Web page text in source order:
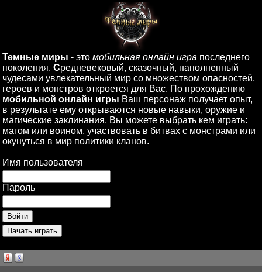
Темные миры - это мобильная онлайн игра последнего
поколения. Средневековый, сказочный, наполненный
чудесами увлекательный мир со множеством опасностей,
героев и монстров откроется для Вас. По прохождению
мобильной онлайн игры Ваш персонаж получает опыт,
в результате ему открываются новые навыки, оружие и
магические заклинания. Вы можете выбрать кем играть:
магом или воином, участвовать в битвах с монстрами или
окунуться в мир политики кланов.
Имя пользователя
Пароль